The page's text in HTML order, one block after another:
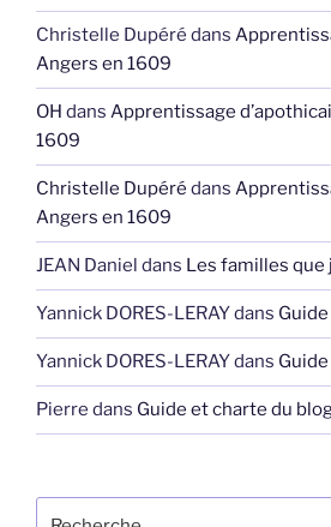
Christelle Dupéré dans
Angers en 1609
OH dans Apprentissage
1609
Christelle Dupéré dans
Angers en 1609
JEAN Daniel dans Les familles que
Yannick DORES-LERAYdans
Yannick DORES-LERAYdans
Pierre dans Guide et charte du